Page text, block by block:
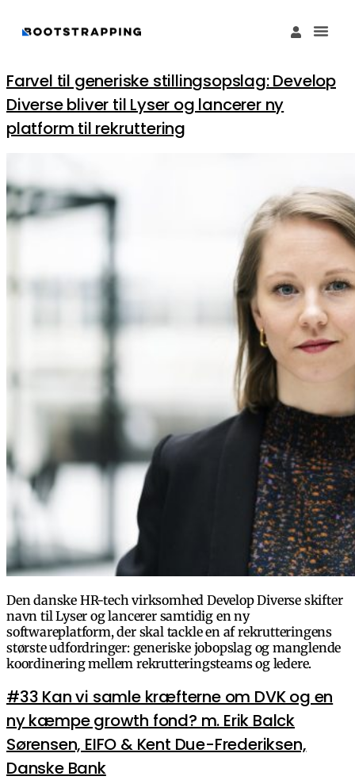
Farvel til generiske stillingsopslag: Develop
Diverse bliver til Lyser og lancerer ny
platform til rekruttering
Den danske HR-tech virksomhed Develop Diverse skifter
navn til Lyser og lancerer samtidig en ny
softwareplatform, der skal tackle en af rekrutteringens
største udfordringer: generiske jobopslag og manglende
koordinering mellem rekrutteringsteams og ledere.
#33 Kan vi samle kræfterne om DVK og en
ny kæmpe growth fond? m. Erik Balck
Sørensen, EIFO & Kent Due-Frederiksen,
Danske Bank